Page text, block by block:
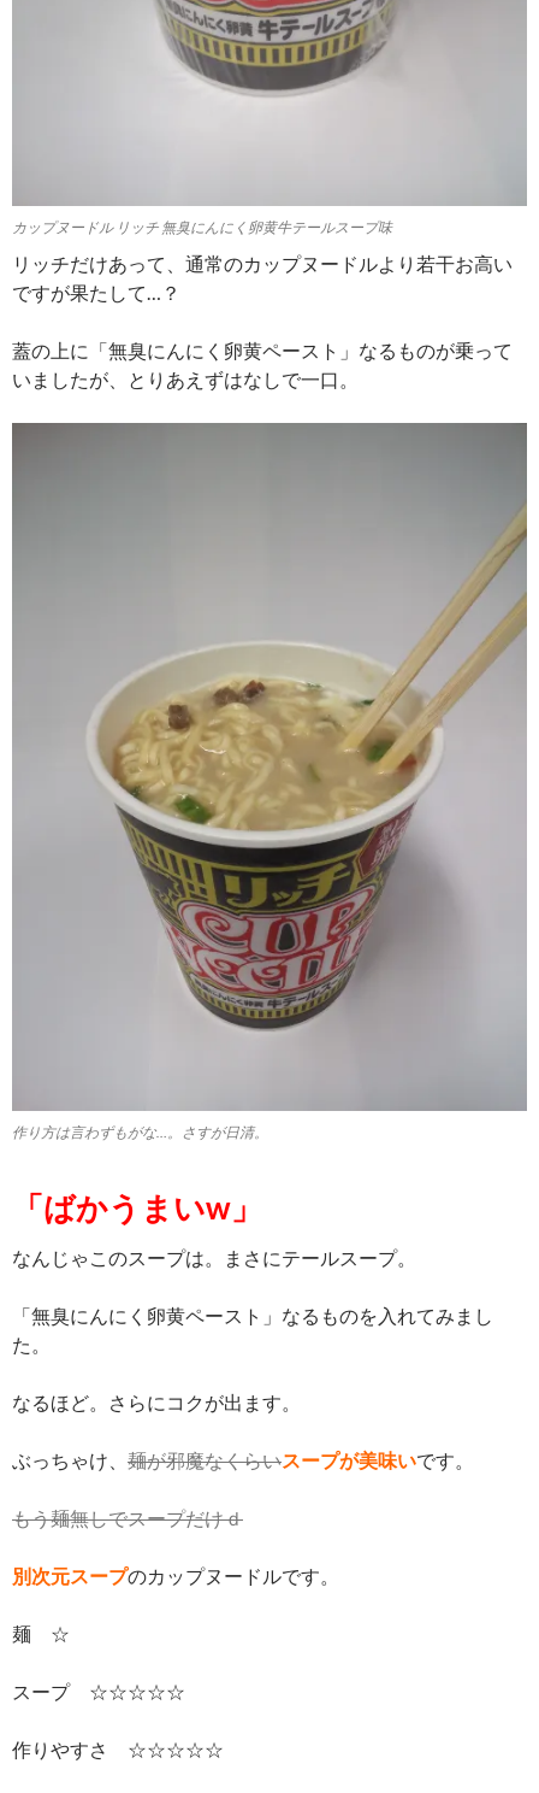
カップヌードル リッチ 無臭にんにく卵黄牛テールスープ味
リッチだけあって、通常のカップヌードルより若干お高い
ですが果たして…？
蓋の上に「無臭にんにく卵黄ペースト」なるものが乗って
いましたが、とりあえずはなしで一口。
作り方は言わずもがな…。さすが日清。
「ばかうまいw」
なんじゃこのスープは。まさにテールスープ。
「無臭にんにく卵黄ペースト」なるものを入れてみまし
た。
なるほど。さらにコクが出ます。
ぶっちゃけ、 麺が邪魔なくらいスープが美味いです。
もう麺無しでスープだけｄ
別次元スープのカップヌードルです。
麺 ☆
スープ ☆☆☆☆☆
作りやすさ ☆☆☆☆☆